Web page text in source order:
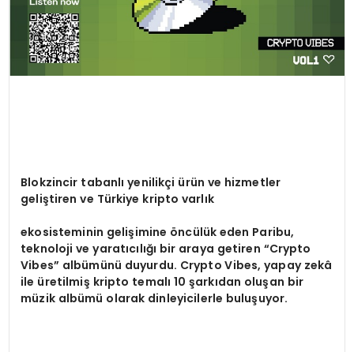
Blokzincir tabanlı yenilikçi ürün ve hizmetler
geliştiren ve Türkiye kripto varlık
ekosisteminin gelişimine öncülük eden Paribu,
teknoloji ve yaratıcılığı bir araya getiren “Crypto
Vibes” albümünü duyurdu. Crypto Vibes, yapay zekâ
ile üretilmiş kripto temalı 10 şarkıdan oluşan bir
müzik albümü olarak dinleyicilerle buluşuyor.